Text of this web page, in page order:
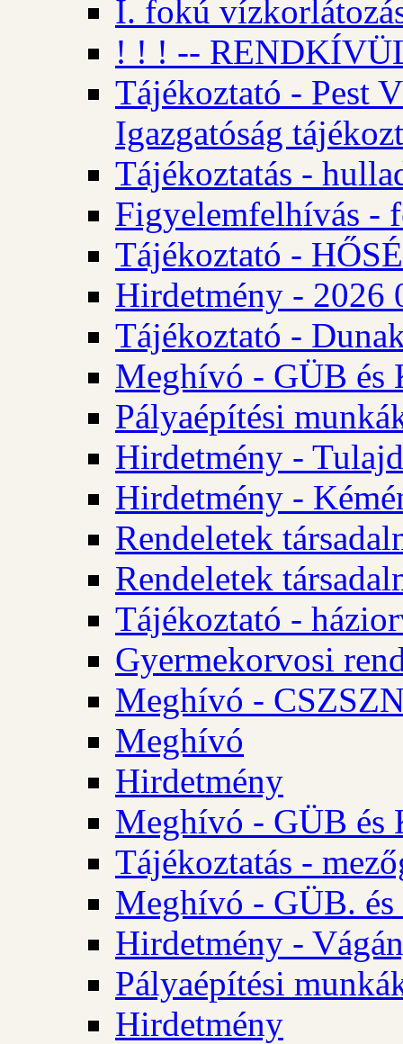
I. fokú
! ! ! --
Tájékoztató - Pest
Igazgatóság
Tájékoztatás -
Figyelemfelhívás -
Tájékoztató -
Hirdetmény - 2026
Tájékoztató -
Meghívó - GÜB és
Pályaépítési
Hirdetmény -
Hirdetmény -
Rendeletek
Rendeletek
Tájékoztató -
Gyermekorvosi
Meghívó -
Meghívó
Hirdetmény
Meghívó - GÜB és
Tájékoztatás -
Meghívó - GÜB.
Hirdetmény -
Pályaépítési
Hirdetmény